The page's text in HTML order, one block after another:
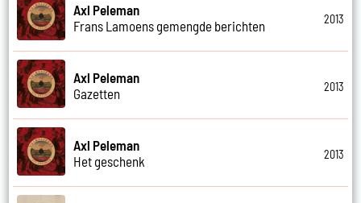
Axl Peleman
Frans Lamoens gemengde berichten
2013
Axl Peleman
Gazetten
2013
Axl Peleman
Het geschenk
2013